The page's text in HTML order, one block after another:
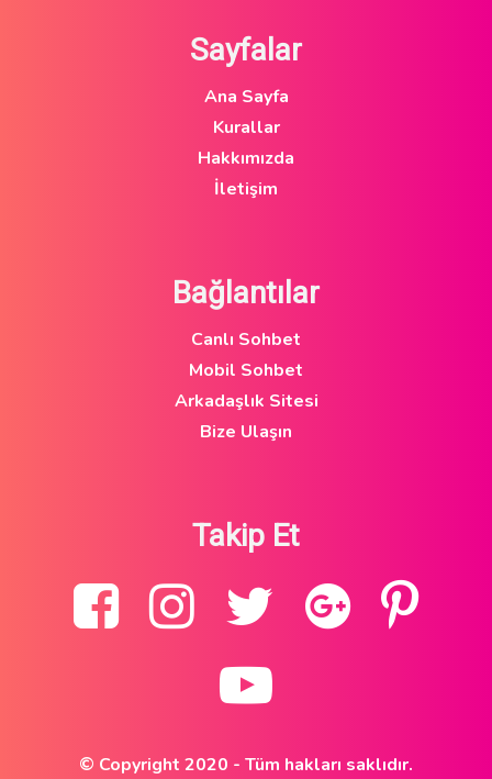
Sayfalar
Ana Sayfa
Kurallar
Hakkımızda
İletişim
Bağlantılar
Canlı Sohbet
Mobil Sohbet
Arkadaşlık Sitesi
Bize Ulaşın
Takip Et
© Copyright 2020 - Tüm hakları saklıdır.